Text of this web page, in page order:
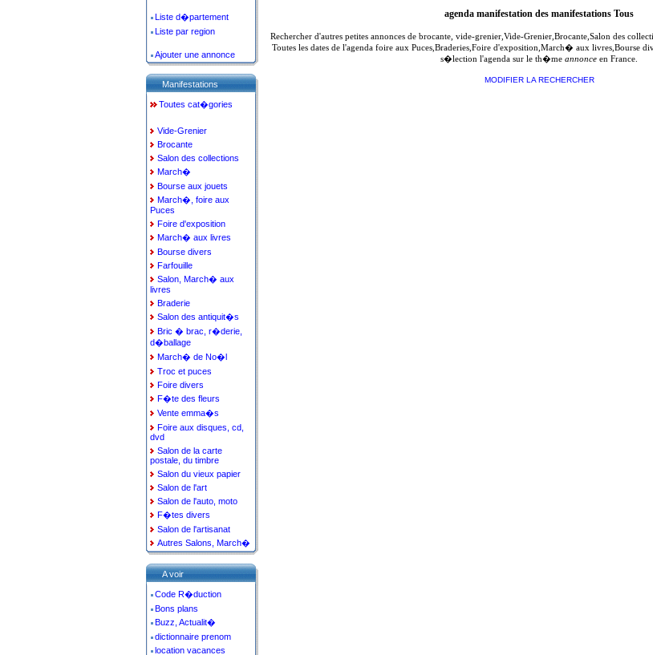
agenda manifestation des manifestations Tous
Rechercher d'autres petites annonces de brocante, vide-grenier,Vide-Grenier,Brocante,Salon des
Toutes les dates de l'agenda foire aux Puces,Braderies,Foire d'exposition,March� aux livres,Bourse
s�lection l'agenda sur le th�me annonce en France.
MODIFIER LA RECHERCHER
Liste d�partement
Liste par region
Ajouter une annonce
Manifestations
Toutes cat�gories
Vide-Grenier
Brocante
Salon des collections
March�
Bourse aux jouets
March�, foire aux
Puces
Foire d'exposition
March� aux livres
Bourse divers
Farfouille
Salon, March� aux
livres
Braderie
Salon des antiquit�s
Bric � brac, r�derie,
d�ballage
March� de No�l
Troc et puces
Foire divers
F�te des fleurs
Vente emma�s
Foire aux disques, cd,
dvd
Salon de la carte
postale, du timbre
Salon du vieux papier
Salon de l'art
Salon de l'auto, moto
F�tes divers
Salon de l'artisanat
Autres Salons, March�
A voir
Code R�duction
Bons plans
Buzz, Actualit�
dictionnaire prenom
location vacances